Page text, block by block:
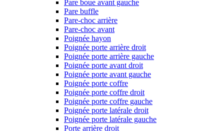
Pare boue avant gauche
Pare buffle
Pare-choc arrière
Pare-choc avant
Poignée hayon
Poignée porte arrière droit
Poignée porte arrière gauche
Poignée porte avant droit
Poignée porte avant gauche
Poignée porte coffre
Poignée porte coffre droit
Poignée porte coffre gauche
Poignée porte latérale droit
Poignée porte latérale gauche
Porte arrière droit